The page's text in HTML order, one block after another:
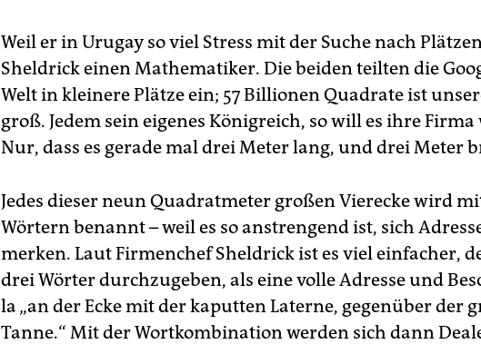
Weil er in Urugay so viel Stress mit der Suche nach
Sheldrick einen Mathematiker. Die beiden teilten die
Welt in kleinere Plätze ein; 57 Billionen Quadrate ist
groß. Jedem sein eigenes Königreich, so will es ihre
Nur, dass es gerade mal drei Meter lang, und drei Meter
Jedes dieser neun Quadratmeter großen Vierecke wird
Wörtern benannt – weil es so anstrengend ist, sich
merken. Laut Firmenchef Sheldrick ist es viel einfacher,
drei Wörter durchzugeben, als eine volle Adresse und
la „an der Ecke mit der kaputten Laterne, gegenüber der
Tanne.“ Mit der Wortkombination werden sich dann